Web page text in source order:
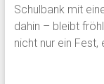
Schulbank mit
dahin – bleibt
nicht nur ein Fest,